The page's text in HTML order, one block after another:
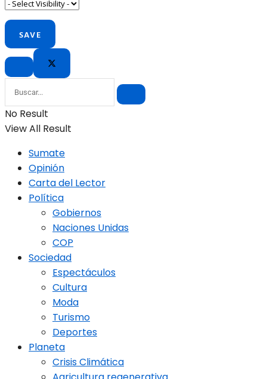
No Result
View All Result
Sumate
Opinión
Carta del Lector
Política
Gobiernos
Naciones Unidas
COP
Sociedad
Espectáculos
Cultura
Moda
Turismo
Deportes
Planeta
Crisis Climática